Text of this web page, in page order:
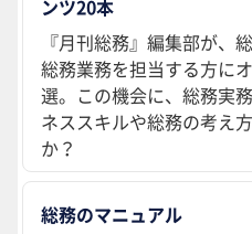
ンツ20本
『月刊総務』編集部が、
総務業務を担当する方に
選。この機会に、総務実
ネススキルや総務の考え
か？
総務のマニュアル